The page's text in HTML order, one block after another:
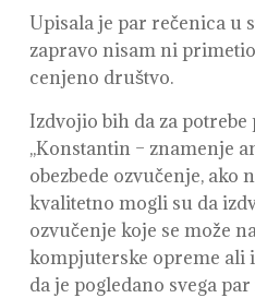
Upisala je par rečenica u
zapravo nisam ni
cenjeno društvo.
Izdvojio bih da za
,,Konstantin – znamenje
obezbede ozvučenje, ako
kvalitetno mogli su da
ozvučenje koje se može
kompjuterske opreme ali
da je pogledano svega